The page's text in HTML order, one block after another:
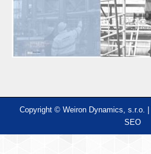
Copyright © Weiron Dynamics, s.r.o. |
SEO